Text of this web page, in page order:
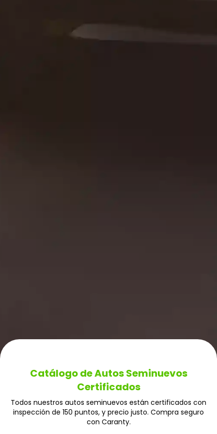
Catálogo de Autos Seminuevos
Certificados
Todos nuestros autos seminuevos están certificados con
inspección de 150 puntos, y precio justo. Compra seguro
con Caranty.